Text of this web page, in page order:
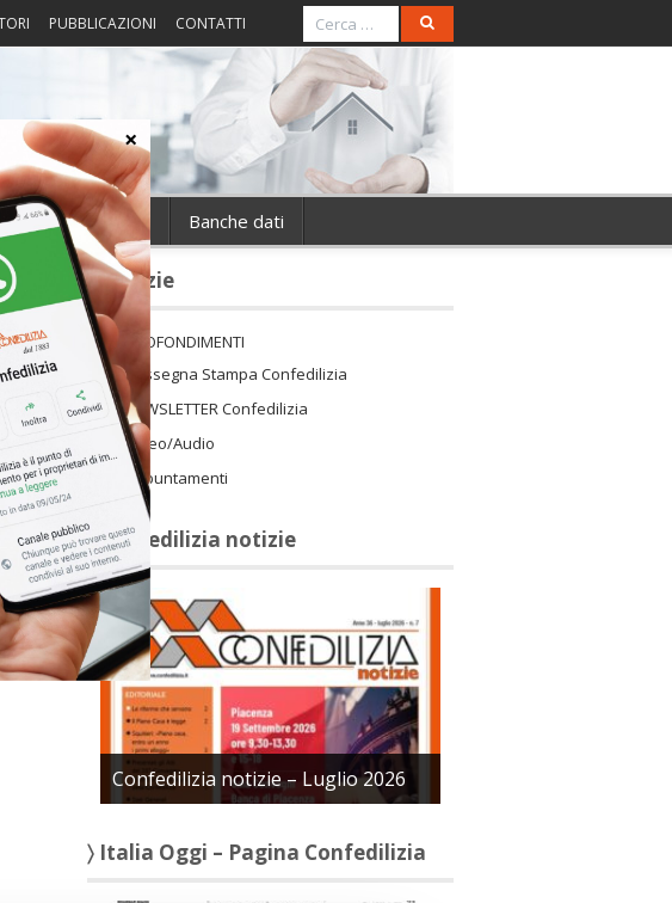
PUBBLICAZIONI CONTATTI
casa Notizie Banche dati
〉 Notizie
APPROFONDIMENTI
Rassegna Stampa Confedilizia
NEWSLETTER Confedilizia
Video/Audio
Appuntamenti
〉 Confedilizia notizie
Confedilizia notizie – Luglio 2026
〉 Italia Oggi – Pagina Confedilizia